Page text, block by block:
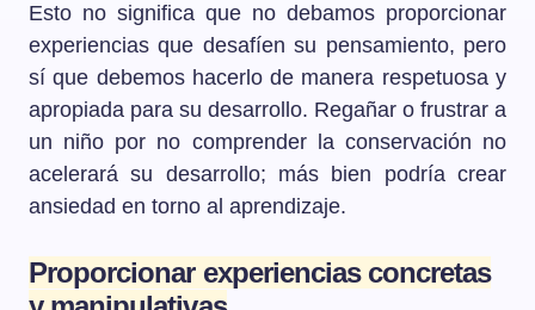
Esto no significa que no debamos proporcionar
experiencias que desafíen su pensamiento, pero
sí que debemos hacerlo de manera respetuosa y
apropiada para su desarrollo. Regañar o frustrar a
un niño por no comprender la conservación no
acelerará su desarrollo; más bien podría crear
ansiedad en torno al aprendizaje.
Proporcionar experiencias concretas